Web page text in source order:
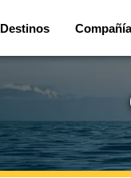
Destinos